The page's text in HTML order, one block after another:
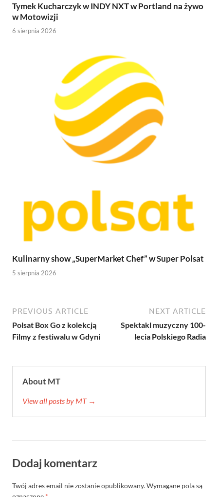
Tymek Kucharczyk w INDY NXT w Portland na żywo
w Motowizji
6 sierpnia 2026
Kulinarny show „SuperMarket Chef” w Super Polsat
5 sierpnia 2026
PREVIOUS ARTICLE
Polsat Box Go z kolekcją
Filmy z festiwalu w Gdyni
NEXT ARTICLE
Spektakl muzyczny 100-
lecia Polskiego Radia
About MT
View all posts by MT →
Dodaj komentarz
Twój adres email nie zostanie opublikowany.Wymagane pola są